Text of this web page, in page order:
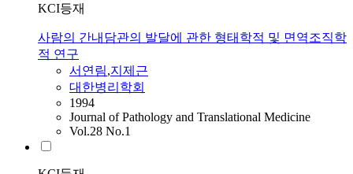
KCI등재
사람의 간내담관의 발달에 관한 형태학적 및 면역조직학
적 연구
서연림,지제근
대한병리학회
1994
Journal of Pathology and Translational Medicine
Vol.28 No.1